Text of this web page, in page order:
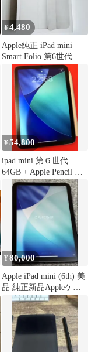
¥4,480
Apple純正 iPad mini
Smart Folio 第6世代、
第7世代
¥54,800
ipad mini 第６世代
64GB + Apple Pencil 第2
世代
¥80,000
Apple iPad mini (6th) 美
品 純正新品Appleケー
ス付き